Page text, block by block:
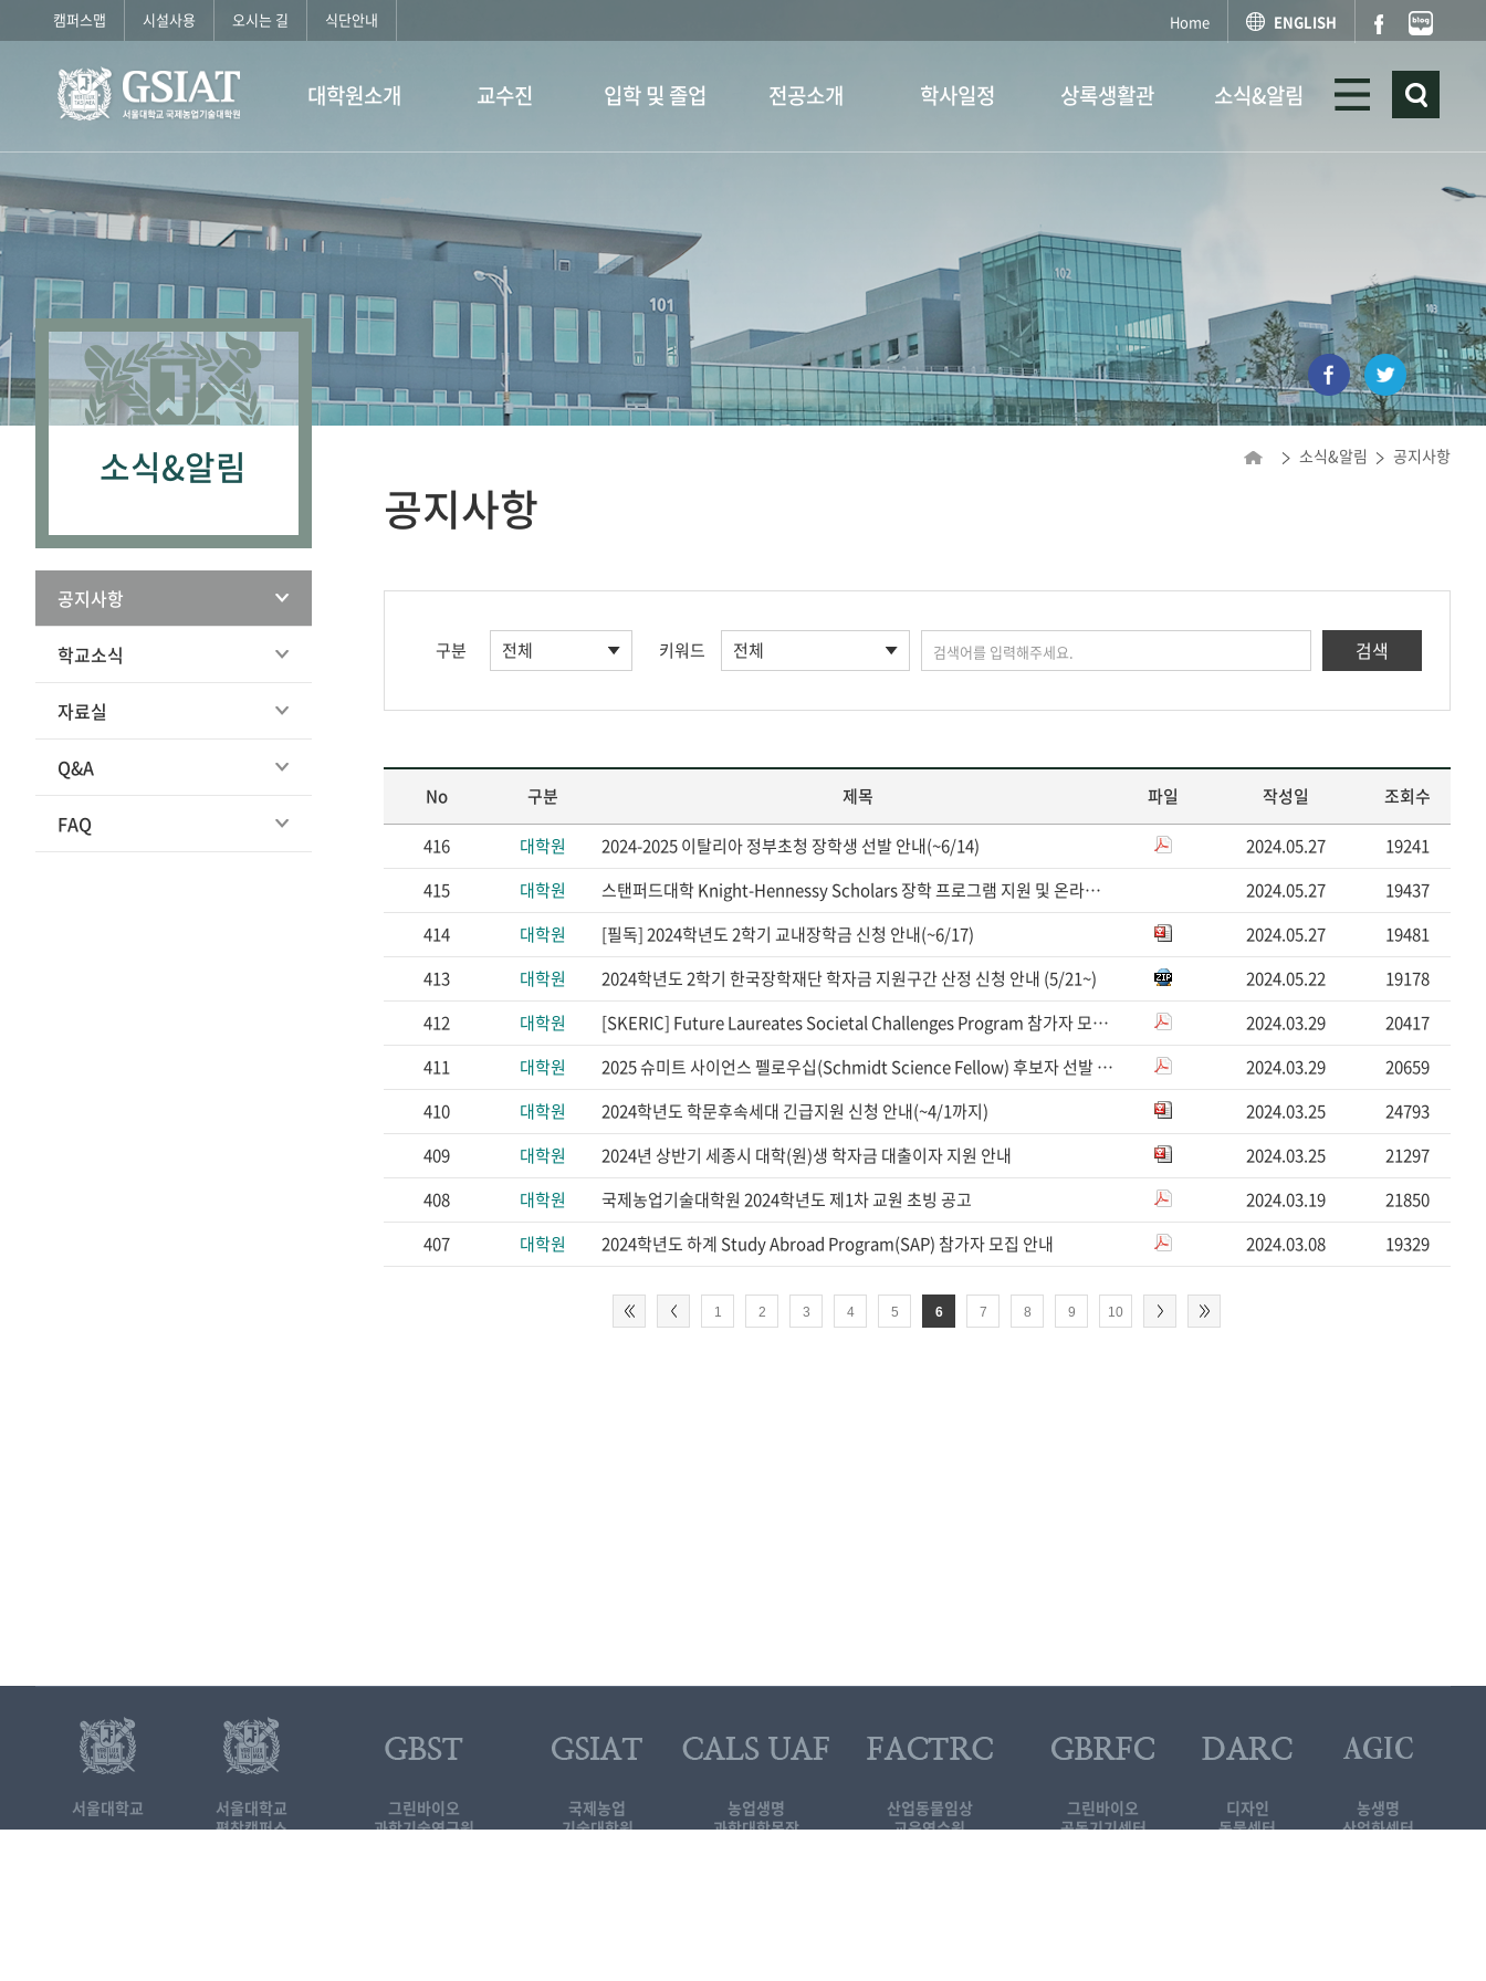
대학원소개 교수진 입학 및 졸업 전공소개 학사일정 상록생활관 소식&알림
캠퍼스맵 시설사용 오시는 길 식단안내 Home ENGLISH
소식&알림
공지사항
학교소식
자료실
Q&A
FAQ
소식&알림 공지사항
공지사항
구분 키워드 검색
No 구분 제목 파일 작성일 조회수
416 대학원 2024-2025 이탈리아 정부초청 장학생 선발 안내(~6/14) 2024.05.27
19241
415
대학원 스탠퍼드대학 Knight-Hennessy Scholars 장학 프로그램 지원 및 온라인 설명회 안내(6/1~10/9) 2024.05.27
19437
414
대학원 [필독] 2024학년도 2학기 교내장학금 신청 안내(~6/17) 2024.05.27
19481
413
대학원 2024학년도 2학기 한국장학재단 학자금 지원구간 산정 신청 안내 (5/21~) 2024.05.22
19178
412
대학원 [SKERIC] Future Laureates Societal Challenges Program 참가자 모집안내 2024.03.29
20417
411
대학원 2025 슈미트 사이언스 펠로우십(Schmidt Science Fellow) 후보자 선발 안내 2024.03.29
20659
410
대학원 2024학년도 학문후속세대 긴급지원 신청 안내(~4/1까지) 2024.03.25
24793
409
대학원 2024년 상반기 세종시 대학(원)생 학자금 대출이자 지원 안내 2024.03.25
21297
408
대학원 국제농업기술대학원 2024학년도 제1차 교원 초빙 공고 2024.03.19
21850
407
대학원 2024학년도 하계 Study Abroad Program(SAP) 참가자 모집 안내 2024.03.08 19329
1 2 3 4 5 6 7 8 9 10
서울대학교
서울대학교
평창캠퍼스
그린바이오
과학기술연구원
국제농업
기술대학원
농업생명
과학대학목장
산업동물임상
교육연수원
그린바이오
공동기기센터
디자인
동물센터
농생명
산업화센터